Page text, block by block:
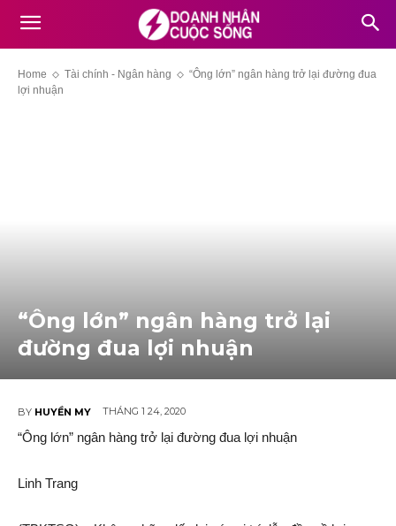
Home Tài chính - Ngân hàng
“Ông lớn” ngân hàng trở lại đường đua
lợi nhuận
“Ông lớn” ngân hàng trở lại
đường đua lợi nhuận
BY HUYỀN MY THÁNG 1 24, 2020
“Ông lớn” ngân hàng trở lại đường đua lợi nhuận
Linh Trang